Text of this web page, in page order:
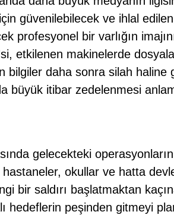
güvenilebilecek ve ihlal
profesyonel bir varlığın
etkilenen makinelerde
bilgiler daha sonra silah haline
büyük itibar zedelenmesi
gelecekteki
okullar ve hatta
bir saldırı başlatmaktan
peşinden gitmeyi